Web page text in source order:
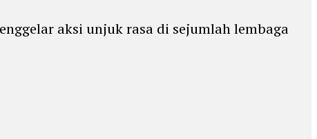
aksi unjuk rasa di sejumlah lembaga